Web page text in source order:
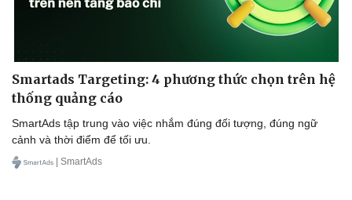
Smartads Targeting: 4 phương thức chọn trên hệ
thống quảng cáo
SmartAds tập trung vào việc nhắm đúng đối tượng, đúng ngữ
cảnh và thời điểm để tối ưu.
| SmartAds